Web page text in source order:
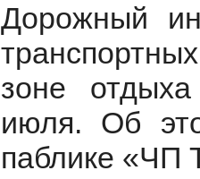
Дорожный
зоне
июля. Об
паблике «ЧП